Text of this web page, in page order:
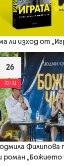
ли изход от
26
юни
Филипова
роман „Божието